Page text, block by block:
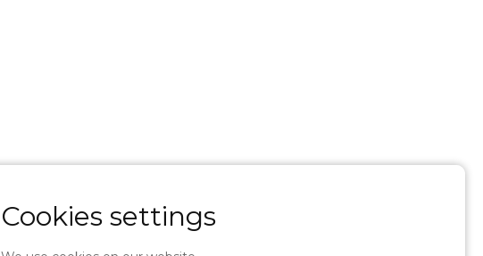
Cookies settings